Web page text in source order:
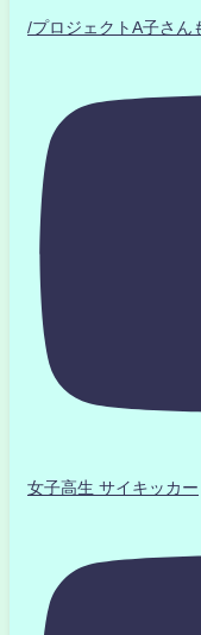
/プロジェクトA子さ
女子高生 サイキッカー